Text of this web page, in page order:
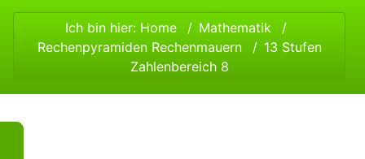
Ich bin hier: Home
Mathematik
Rechenpyramiden Rechenmauern
13 Stufen
Zahlenbereich 8